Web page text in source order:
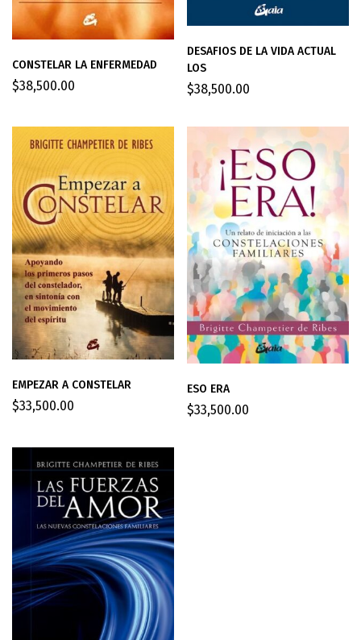
CONSTELAR LA ENFERMEDAD
$38,500.00
DESAFIOS DE LA VIDA ACTUAL
LOS
$38,500.00
EMPEZAR A CONSTELAR
$33,500.00
ESO ERA
$33,500.00